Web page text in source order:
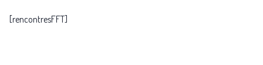
[rencontresFFT]